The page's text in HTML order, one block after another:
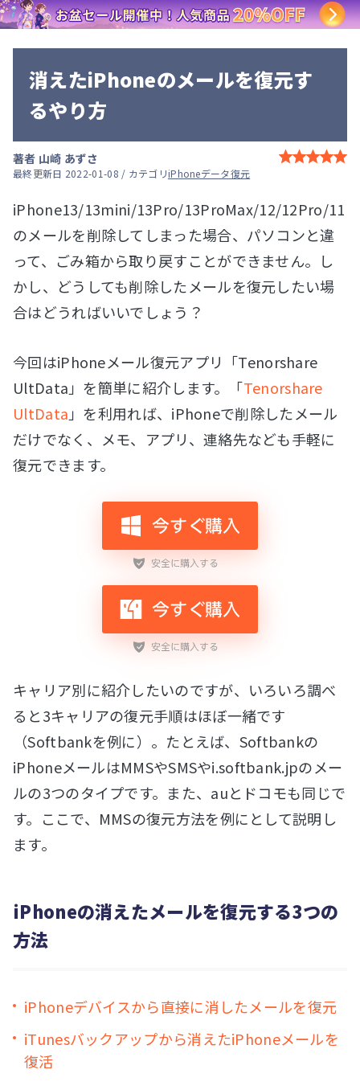
消えたiPhoneのメールを復元す
るやり方
著者 山崎 あずさ
最終更新日 2022-01-08 / カテゴリiPhoneデータ復元
iPhone13/13mini/13Pro/13ProMax/12/12Pro/11
のメールを削除してしまった場合、パソコンと違
って、ごみ箱から取り戻すことができません。し
かし、どうしても削除したメールを復元したい場
合はどうればいいでしょう？
今回はiPhoneメール復元アプリ「Tenorshare
UltData」を簡単に紹介します。「Tenorshare
UltData 」を利用れば、iPhoneで削除したメール
だけでなく、メモ、アプリ、連絡先なども手軽に
復元できます。
キャリア別に紹介したいのですが、いろいろ調べ
ると3キャリアの復元手順はほぼ一緒です
（Softbankを例に）。たとえば、Softbankの
iPhoneメールはMMSやSMSやi.softbank.jpのメー
ルの3つのタイプです。また、auとドコモも同じで
す。ここで、MMSの復元方法を例にとして説明し
ます。
iPhoneの消えたメールを復元する3つの
方法
iPhoneデバイスから直接に消したメールを復元
iTunesバックアップから消えたiPhoneメールを
復活